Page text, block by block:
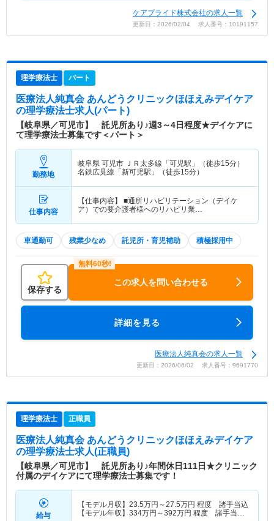
ケアプライド株式会社の求人一覧
更新日：2026/02/04 求人番号：10191157
理学療法士 パート
医療法人純真会 あんどうクリニックほほえみデイケア
の理学療法士求人(パート)
【岐阜県／可児市】 託児所あり♪週3～4日程度★デイケアに
て理学療法士募集です＜パート＞
勤務地
岐阜県 可児市 ＪＲ太多線「可児駅」（徒歩15分）
名鉄広見線「新可児駅」（徒歩15分）
仕事内容
【仕事内容】 ■通所リハビリテーション（デイケ
ア）での要介護者様へのリハビリ業…
車通勤可 残業少なめ 託児所・育児補助 積極採用中
保存する
この求人を問い合わせる
詳細を見る
医療法人純真会の求人一覧
更新日：2026/06/02 求人番号：9691770
理学療法士 正職員
医療法人純真会 あんどうクリニックほほえみデイケア
の理学療法士求人(正職員)
【岐阜県／可児市】 託児所あり♪年間休日111日★クリニック
付属のデイケアにて理学療法士募集です！
給与
【モデル月収】 23.5万円～27.5万円 程度 諸手当込
【モデル年収】 334万円～392万円 程度 諸手当・